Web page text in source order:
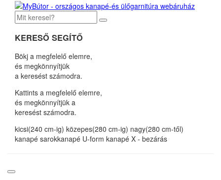
KERESŐ SEGÍTŐ
Bökj a megfelelő elemre,
és megkönnyítjük
a keresést számodra.
Kattints a megfelelő elemre,
és megkönnyítjük a
keresést számodra.
kicsi(240 cm-ig) közepes(280 cm-ig) nagy(280 cm-től)
kanapé sarokkanapé U-form kanapé X - bezárás